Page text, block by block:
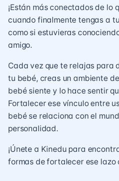
¡Están más conectados de lo
cuando finalmente tengas a
como si estuvieras
amigo.
Cada vez que te relajas para
tu bebé, creas un ambiente
bebé siente y lo hace sentir
Fortalecer ese vínculo entre
bebé se relaciona con el
personalidad.
¡Únete a Kinedu para
formas de fortalecer ese lazo